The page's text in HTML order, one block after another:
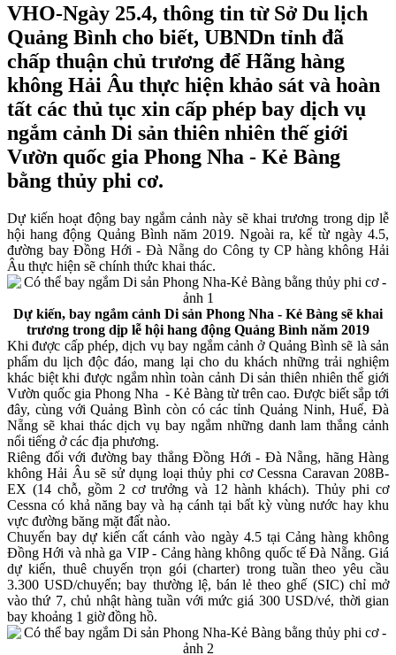
VHO-Ngày 25.4, thông tin từ Sở Du lịch
Quảng Bình cho biết, UBNDn tỉnh đã
chấp thuận chủ trương để Hãng hàng
không Hải Âu thực hiện khảo sát và hoàn
tất các thủ tục xin cấp phép bay dịch vụ
ngắm cảnh Di sản thiên nhiên thế giới
Vườn quốc gia Phong Nha - Kẻ Bàng
bằng thủy phi cơ.
Dự kiến hoạt động bay ngắm cảnh này sẽ khai trương trong dịp lễ
hội hang động Quảng Bình năm 2019. Ngoài ra, kể từ ngày 4.5,
đường bay Đồng Hới - Đà Nẵng do Công ty CP hàng không Hải
Âu thực hiện sẽ chính thức khai thác.
Dự kiến, bay ngắm cảnh Di sản Phong Nha - Kẻ Bàng sẽ khai
trương trong dịp lễ hội hang động Quảng Bình năm 2019
Khi được cấp phép, dịch vụ bay ngắm cảnh ở Quảng Bình sẽ là sản
phẩm du lịch độc đáo, mang lại cho du khách những trải nghiệm
khác biệt khi được ngắm nhìn toàn cảnh Di sản thiên nhiên thế giới
Vườn quốc gia Phong Nha - Kẻ Bàng từ trên cao. Được biết sắp tới
đây, cùng với Quảng Bình còn có các tỉnh Quảng Ninh, Huế, Đà
Nẵng sẽ khai thác dịch vụ bay ngắm những danh lam thắng cảnh
nổi tiếng ở các địa phương.
Riêng đối với đường bay thẳng Đồng Hới - Đà Nẵng, hãng Hàng
không Hải Âu sẽ sử dụng loại thủy phi cơ Cessna Caravan 208B-
EX (14 chỗ, gồm 2 cơ trưởng và 12 hành khách). Thủy phi cơ
Cessna có khả năng bay và hạ cánh tại bất kỳ vùng nước hay khu
vực đường băng mặt đất nào.
Chuyến bay dự kiến cất cánh vào ngày 4.5 tại Cảng hàng không
Đồng Hới và nhà ga VIP - Cảng hàng không quốc tế Đà Nẵng. Giá
dự kiến, thuê chuyến trọn gói (charter) trong tuần theo yêu cầu
3.300 USD/chuyến; bay thường lệ, bán lẻ theo ghế (SIC) chỉ mở
vào thứ 7, chủ nhật hàng tuần với mức giá 300 USD/vé, thời gian
bay khoảng 1 giờ đồng hồ.